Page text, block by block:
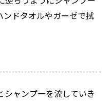
ンドタオルやガーゼで拭
シャンプーを流していき